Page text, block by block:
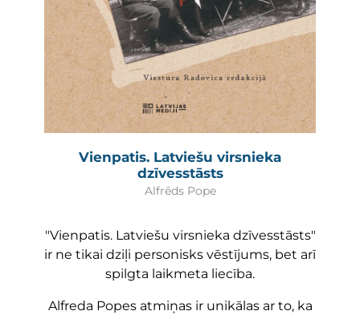
Vienpatis. Latviešu virsnieka
dzīvesstāsts
Alfrēds Pope
"Vienpatis. Latviešu virsnieka dzīvesstāsts"
ir ne tikai dziļi personisks vēstījums, bet arī
spilgta laikmeta liecība.
Alfreda Popes atmiņas ir unikālas ar to, ka